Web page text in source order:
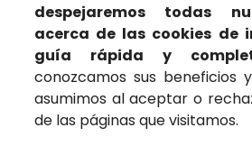
despejaremos todas
acerca de las cookies de
guía rápida y
conozcamos sus beneficios
asumimos al aceptar o
de las páginas que visitamos.